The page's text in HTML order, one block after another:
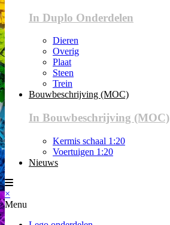
In Duplo Onderdelen
Dieren
Overig
Plaat
Steen
Trein
Bouwbeschrijving (MOC)
In Bouwbeschrijving (MOC)
Kermis schaal 1:20
Voertuigen 1:20
Nieuws
×
Menu